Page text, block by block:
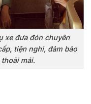
xe đưa đón chuyên
tiện nghi, đảm bảo
mái.